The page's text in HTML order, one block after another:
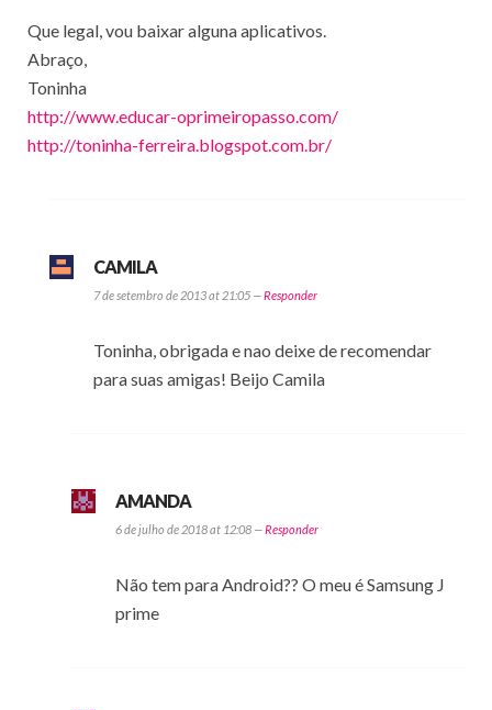
Que legal, vou baixar alguna aplicativos.
Abraço,
Toninha
http://www.educar-oprimeiropasso.com/
http://toninha-ferreira.blogspot.com.br/
CAMILA
7 de setembro de 2013 at 21:05 —Responder
Toninha, obrigada e nao deixe de recomendar
para suas amigas! Beijo Camila
AMANDA
6 de julho de 2018 at 12:08 —Responder
Não tem para Android?? O meu é Samsung J
prime